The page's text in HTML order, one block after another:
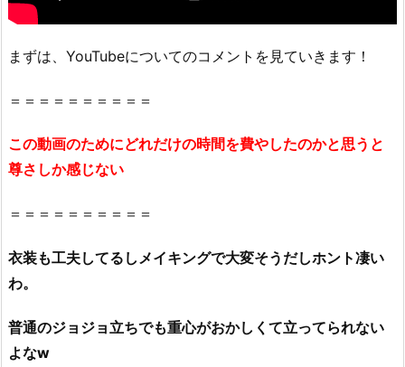
コ
や
判
つ
い
2.
ュ
ア
ミ
まずは、YouTubeについてのコメントを見ていきます！
＝＝＝＝＝＝＝＝＝＝
この動画のためにどれだけの時間を費やしたのかと思うと
尊さしか感じない
＝＝＝＝＝＝＝＝＝＝
衣装も工夫してるしメイキングで大変そうだしホント凄い
わ。
普通のジョジョ立ちでも重心がおかしくて立ってられない
よなw